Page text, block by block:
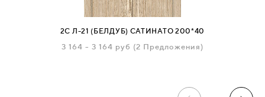
2С Л-21 (БЕЛДУБ) САТИНАТО 200*40
3 164 - 3 164 руб (2 Предложения)